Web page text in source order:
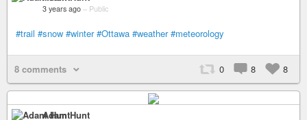
3 years ago – Public
#trail #snow #winter #Ottawa #weather #meteorology
8 comments 0 8 8
Adam Hunt